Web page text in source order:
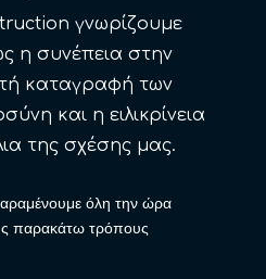
γνωρίζουμε
η συνέπεια στην
καταγραφή των
και η ειλικρίνεια
της σχέσης μας.
όλη την ώρα
παρακάτω τρόπους